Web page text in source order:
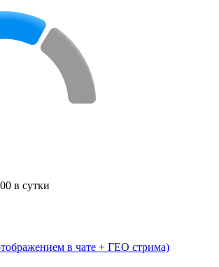
в сутки
в чате + ГЕО стрима)